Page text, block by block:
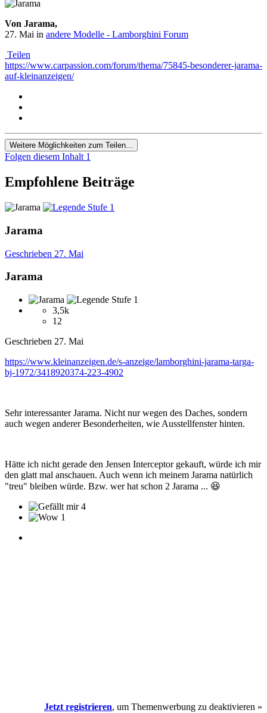
Von Jarama,
27. Mai in andere Modelle - Lamborghini Forum
Teilen
https://www.carpassion.com/forum/thema/75845-besonderer-jarama-
auf-kleinanzeigen/
Weitere Möglichkeiten zum Teilen...
Folgen diesem Inhalt 1
Empfohlene Beiträge
Jarama
Geschrieben 27. Mai
Jarama
3,5k
12
Geschrieben 27. Mai
https://www.kleinanzeigen.de/s-anzeige/lamborghini-jarama-targa-
bj-1972/3418920374-223-4902
Sehr interessanter Jarama. Nicht nur wegen des Daches, sondern
auch wegen anderer Besonderheiten, wie Ausstellfenster hinten.
Hätte ich nicht gerade den Jensen Interceptor gekauft, würde ich mir
den glatt mal anschauen. Auch wenn ich meinem Jarama natürlich
"treu" bleiben würde. Bzw. wer hat schon 2 Jarama ... 😆
4
1
Jetzt registrieren, um Themenwerbung zu deaktivieren »